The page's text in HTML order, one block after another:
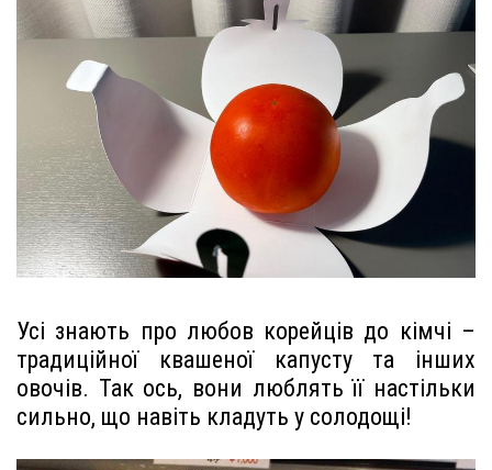
Усі знають про любов корейців до кімчі –
традиційної квашеної капусту та інших
овочів. Так ось, вони люблять її настільки
сильно, що навіть кладуть у солодощі!